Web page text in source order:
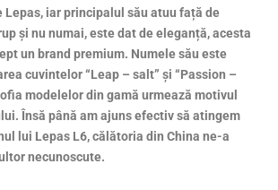
Lepas, iar principalul său atuu față de
și nu numai, este dat de eleganță, acesta
un brand premium. Numele său este
cuvintelor “Leap – salt” și “Passion –
modelelor din gamă urmează motivul
Însă până am ajuns efectiv să atingem
lui Lepas L6, călătoria din China ne-a
necunoscute.